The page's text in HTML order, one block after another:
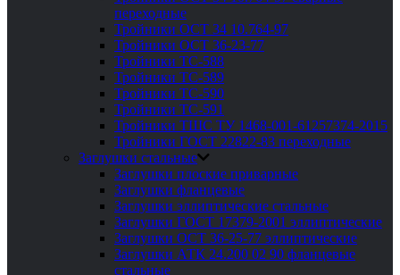
переходные
Тройники ОСТ 34 10.764-97
Тройники ОСТ 36-23-77
Тройники ТС-588
Тройники ТС-589
Тройники ТС-590
Тройники ТС-591
Тройники ТШС ТУ 1468-001-61257374-2015
Тройники ГОСТ 22822-83 переходные
Заглушки стальные
Заглушки плоские приварные
Заглушки фланцевые
Заглушки эллиптические стальные
Заглушки ГОСТ 17379-2001 эллиптические
Заглушки ОСТ 36-25-77 эллиптические
Заглушки АТК 24.200 02 90 фланцевые
стальные